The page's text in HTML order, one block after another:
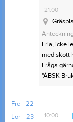
21:00
Fria, icke
med skott
Fråga
"ÅBSK
22
Fre
23
Lör 10:00